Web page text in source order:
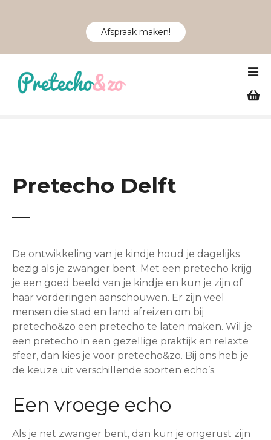
Afspraak maken!
Pretecho Delft
De ontwikkeling van je kindje houd je dagelijks
bezig als je zwanger bent. Met een pretecho krijg
je een goed beeld van je kindje en kun je zijn of
haar vorderingen aanschouwen. Er zijn veel
mensen die stad en land afreizen om bij
pretecho&zo een pretecho te laten maken. Wil je
een pretecho in een gezellige praktijk en relaxte
sfeer, dan kies je voor pretecho&zo. Bij ons heb je
de keuze uit verschillende soorten echo’s.
Een vroege echo
Als je net zwanger bent, dan kun je ongerust zijn